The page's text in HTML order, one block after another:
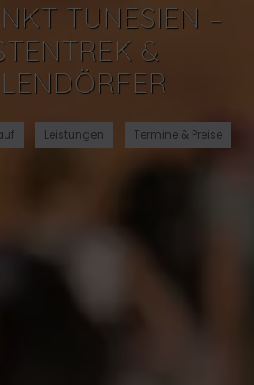
TUNESIEN –
&
Leistungen Termine & Preise